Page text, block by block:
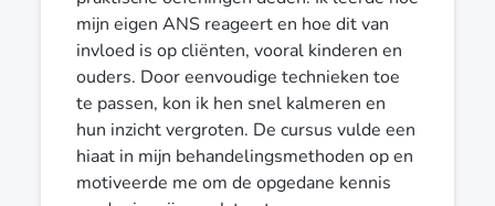
mijn eigen ANS reageert en hoe dit van
invloed is op cliënten, vooral kinderen en
ouders. Door eenvoudige technieken toe
te passen, kon ik hen snel kalmeren en
hun inzicht vergroten. De cursus vulde een
hiaat in mijn behandelingsmethoden op en
motiveerde me om de opgedane kennis